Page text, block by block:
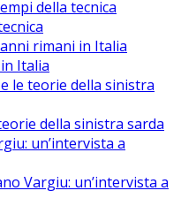
della tecnica
rimani in Italia
Italia
le teorie della sinistra
della sinistra sarda
un’intervista a
Vargiu: un’intervista a